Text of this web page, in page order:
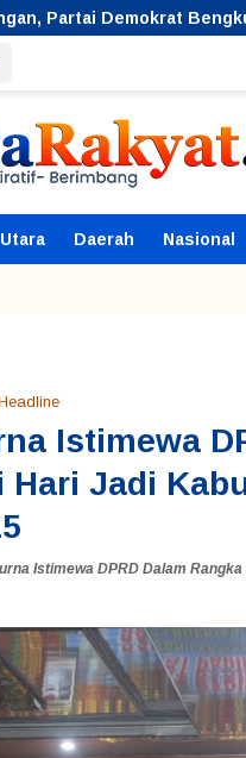
Utara Gelar
Daerah Nasional
Istimewa
Hari Jadi
Istimewa DPRD Dalam